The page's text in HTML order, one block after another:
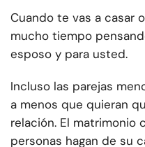
Cuando te vas a casar
mucho tiempo
esposo y para usted.
Incluso las parejas
a menos que quieran
relación. El matrimonio
personas hagan de su